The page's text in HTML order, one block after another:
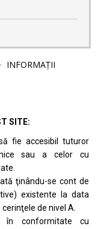
INFORMAȚII
SITE:
fie accesibil tuturor
sau a celor cu
ţinându-se cont de
existente la data
de nivel A.
în conformitate cu